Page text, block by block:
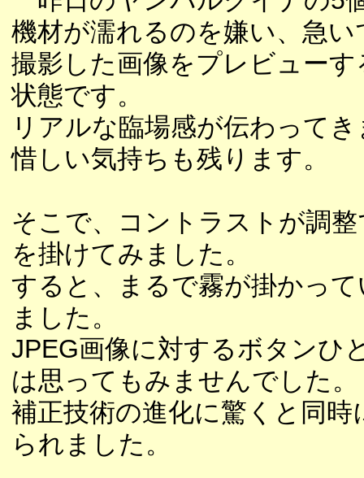
機材が濡れるのを嫌い、急
撮影した画像をプレビュー
状態です。
リアルな臨場感が伝わって
惜しい気持ちも残ります。
そこで、コントラストが調
を掛けてみました。
すると、まるで霧が掛かっ
ました。
JPEG画像に対するボタンひ
は思ってもみませんでした。
補正技術の進化に驚くと同
られました。